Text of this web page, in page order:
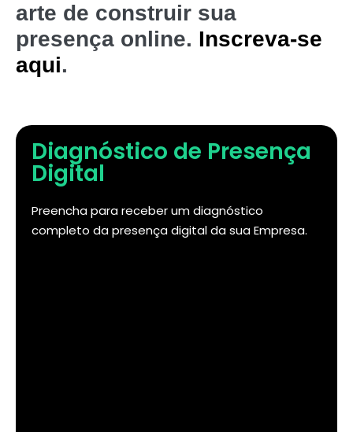
arte de construir sua
presença online. Inscreva-se
aqui.
Diagnóstico de Presença
Digital
Preencha para receber um diagnóstico
completo da presença digital da sua Empresa.